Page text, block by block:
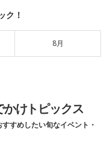
ク！
8月
けトピックス
すめしたい旬なイベント・